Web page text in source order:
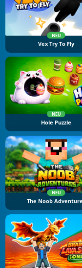
NEU
Vex Try To Fly
NEU
Hole Puzzle
NEU
The Noob